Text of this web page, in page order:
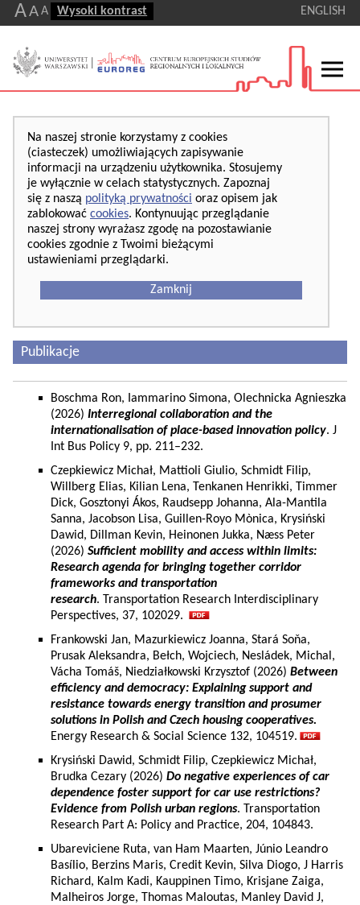
AA A Wysoki kontrast ENGLISH
Na naszej stronie korzystamy z cookies
(ciasteczek) umożliwiających zapisywanie
informacji na urządzeniu użytkownika. Stosujemy
je wyłącznie w celach statystycznych. Zapoznaj
się z naszą polityką prywatności oraz opisem jak
zablokować cookies. Kontynuując przeglądanie
naszej strony wyrażasz zgodę na pozostawianie
cookies zgodnie z Twoimi bieżącymi
ustawieniami przeglądarki.
Zamknij
Publikacje
Boschma Ron, Iammarino Simona, Olechnicka Agnieszka
(2026) Interregional collaboration and the
internationalisation of place-based innovation policy. J
Int Bus Policy 9, pp. 211–232.
Czepkiewicz Michał, Mattioli Giulio, Schmidt Filip,
Willberg Elias, Kilian Lena, Tenkanen Henrikki, Timmer
Dick, Gosztonyi Ákos, Raudsepp Johanna, Ala-Mantila
Sanna, Jacobson Lisa, Guillen-Royo Mònica, Krysiński
Dawid, Dillman Kevin, Heinonen Jukka, Næss Peter
(2026) Sufficient mobility and access within limits:
Research agenda for bringing together corridor
frameworks and transportation
research. Transportation Research Interdisciplinary
Perspectives, 37, 102029.
Frankowski Jan, Mazurkiewicz Joanna, Stará Soňa,
Prusak Aleksandra, Bełch, Wojciech, Nesládek, Michal,
Vácha Tomáš, Niedziałkowski Krzysztof (2026) Between
efficiency and democracy: Explaining support and
resistance towards energy transition and prosumer
solutions in Polish and Czech housing cooperatives.
Energy Research & Social Science 132, 104519.
Krysiński Dawid, Schmidt Filip, Czepkiewicz Michał,
Brudka Cezary (2026) Do negative experiences of car
dependence foster support for car use restrictions?
Evidence from Polish urban regions. Transportation
Research Part A: Policy and Practice, 204, 104843.
Ubareviciene Ruta, van Ham Maarten, Júnio Leandro
Basílio, Berzins Maris, Credit Kevin, Silva Diogo, J Harris
Richard, Kalm Kadi, Kauppinen Timo, Krisjane Zaiga,
Malheiros Jorge, Thomas Maloutas, Manley David J,